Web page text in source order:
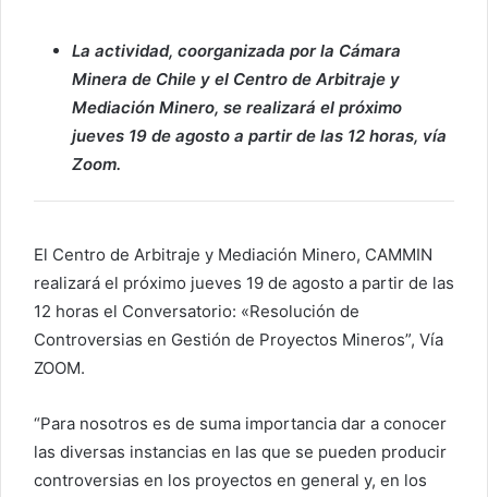
La actividad, coorganizada por la Cámara
Minera de Chile y el Centro de Arbitraje y
Mediación Minero, se realizará el próximo
jueves 19 de agosto a partir de las 12 horas, vía
Zoom.
El Centro de Arbitraje y Mediación Minero, CAMMIN
realizará el próximo jueves 19 de agosto a partir de las
12 horas el Conversatorio: «Resolución de
Controversias en Gestión de Proyectos Mineros”, Vía
ZOOM.
“Para nosotros es de suma importancia dar a conocer
las diversas instancias en las que se pueden producir
controversias en los proyectos en general y, en los